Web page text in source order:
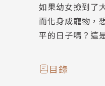
如果幼女撿到了
而化身成寵物，
平的日子嗎？這
目錄